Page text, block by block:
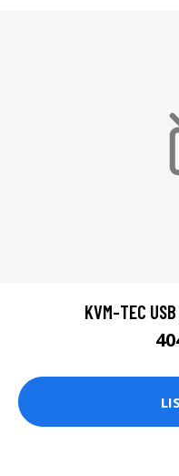
KVM-TEC